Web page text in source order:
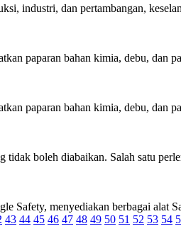
industri, dan pertambangan,
paparan bahan kimia, debu, dan
paparan bahan kimia, debu, dan
boleh diabaikan. Salah satu
Safety, menyediakan berbagai alat
43 44 45 46 47 48 49 50 51 52 53 54